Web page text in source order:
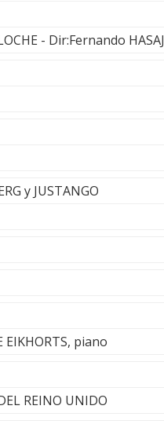
- Dir:Fernando HASAJ
y JUSTANGO
piano
REINO UNIDO